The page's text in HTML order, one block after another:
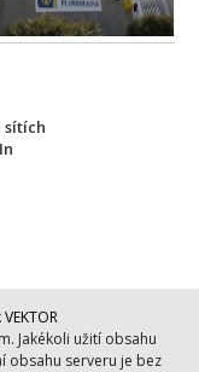
sítích
Jakékoli užití obsahu
obsahu serveru je bez